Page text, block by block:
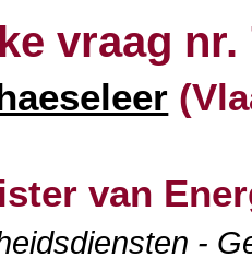
vraag nr.
van
-